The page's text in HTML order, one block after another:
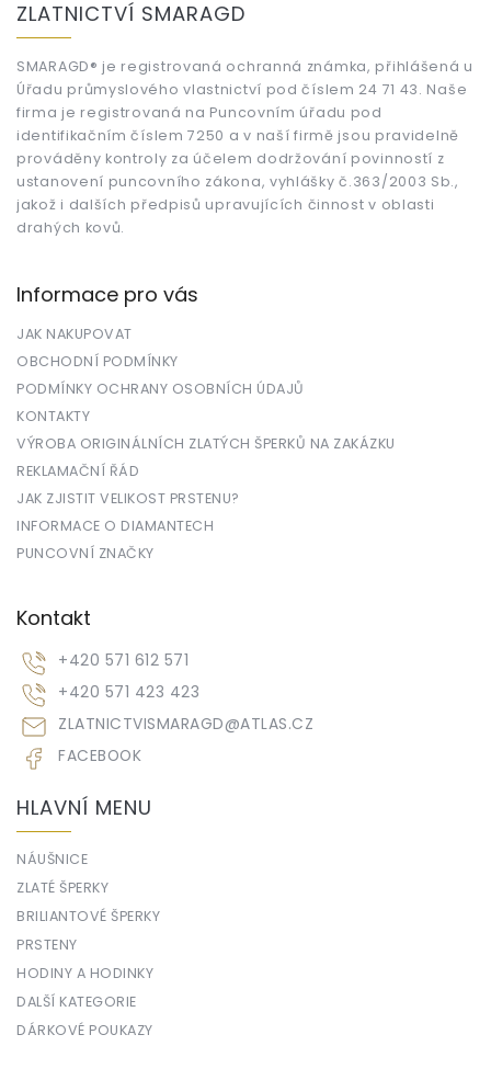
ZLATNICTVÍ SMARAGD
SMARAGD® je registrovaná ochranná známka, přihlášená u
Úřadu průmyslového vlastnictví pod číslem 24 71 43. Naše
firma je registrovaná na Puncovním úřadu pod
identifikačním číslem 7250 a v naší firmě jsou pravidelně
prováděny kontroly za účelem dodržování povinností z
ustanovení puncovního zákona, vyhlášky č.363/2003 Sb.,
jakož i dalších předpisů upravujících činnost v oblasti
drahých kovů.
Informace pro vás
JAK NAKUPOVAT
OBCHODNÍ PODMÍNKY
PODMÍNKY OCHRANY OSOBNÍCH ÚDAJŮ
KONTAKTY
VÝROBA ORIGINÁLNÍCH ZLATÝCH ŠPERKŮ NA ZAKÁZKU
REKLAMAČNÍ ŘÁD
JAK ZJISTIT VELIKOST PRSTENU?
INFORMACE O DIAMANTECH
PUNCOVNÍ ZNAČKY
Kontakt
ZLATNICTVISMARAGD@ATLAS.CZ
+420 571 612 571
+420 571 423 423
FACEBOOK
HLAVNÍ MENU
NÁUŠNICE
ZLATÉ ŠPERKY
BRILIANTOVÉ ŠPERKY
PRSTENY
HODINY A HODINKY
DALŠÍ KATEGORIE
DÁRKOVÉ POUKAZY